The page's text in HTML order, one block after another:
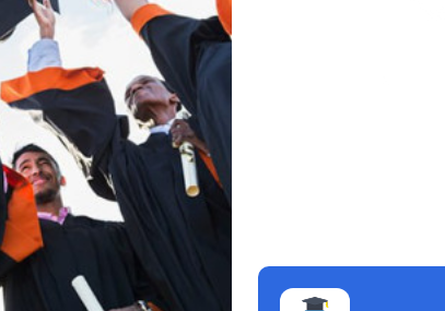
qadimgi shahar madaniyatining shakllanishi,
uning rivojlanish bosqichlari hamda Sharq va
G‘arb o‘rtasidagi iqtisodiy va madaniy
aloqalarni o‘rganishda muhim ilmiy manba
bo‘lib xizmat qiladi.
Mazkur qo‘shma loyiha nafaqat
O‘zbekiston va Xitoy olimlari o‘rtasidagi ilmiy
hamkorlikning yangi bosqichini namoyon
etmoqda, balki Buyuk Ipak yo‘li tarixini